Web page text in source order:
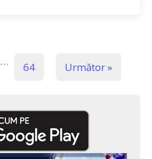
… 64 Următor »